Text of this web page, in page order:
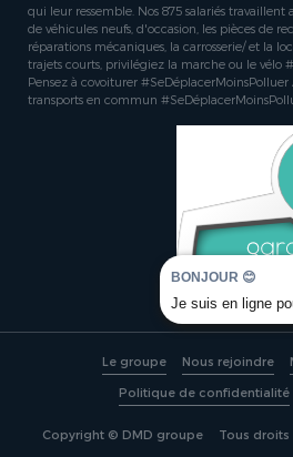
qui leur ressemble. Nos 875 salariés
de véhicules neufs, d'occasion, les pièces de
réparations mécaniques, la carrosserie/ et la
trajets courts, privilégiez la marche ou le vélo
Pensez à covoiturer
transports en commun
Le groupe Nous rejoindre
Politique de confidentialité
Copyright © DMD groupe Tous droits
BONJOUR 😊
Je suis en ligne